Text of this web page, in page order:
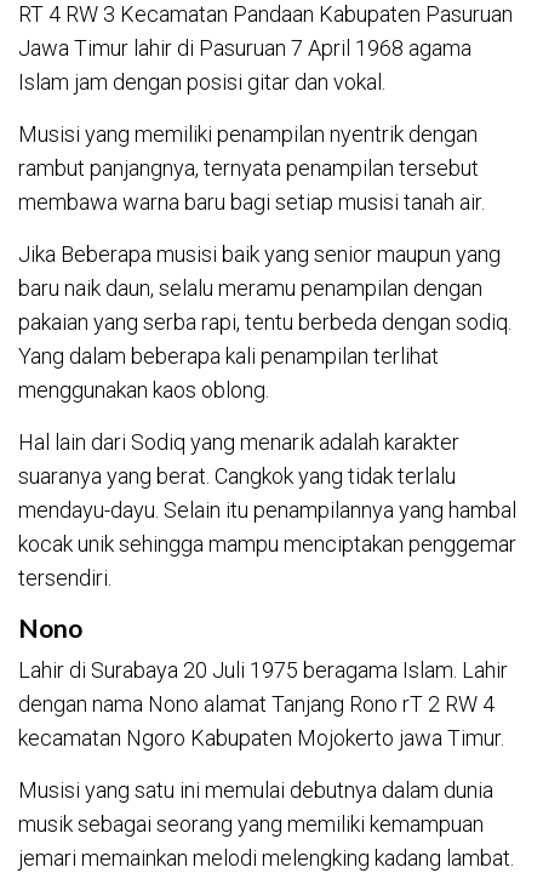
RT 4 RW 3 Kecamatan Pandaan Kabupaten Pasuruan
Jawa Timur lahir di Pasuruan 7 April 1968 agama
Islam jam dengan posisi gitar dan vokal.
Musisi yang memiliki penampilan nyentrik dengan
rambut panjangnya, ternyata penampilan tersebut
membawa warna baru bagi setiap musisi tanah air.
Jika Beberapa musisi baik yang senior maupun yang
baru naik daun, selalu meramu penampilan dengan
pakaian yang serba rapi, tentu berbeda dengan sodiq.
Yang dalam beberapa kali penampilan terlihat
menggunakan kaos oblong.
Hal lain dari Sodiq yang menarik adalah karakter
suaranya yang berat. Cangkok yang tidak terlalu
mendayu-dayu. Selain itu penampilannya yang hambal
kocak unik sehingga mampu menciptakan penggemar
tersendiri.
Nono
Lahir di Surabaya 20 Juli 1975 beragama Islam. Lahir
dengan nama Nono alamat Tanjang Rono rT 2 RW 4
kecamatan Ngoro Kabupaten Mojokerto jawa Timur.
Musisi yang satu ini memulai debutnya dalam dunia
musik sebagai seorang yang memiliki kemampuan
jemari memainkan melodi melengking kadang lambat.